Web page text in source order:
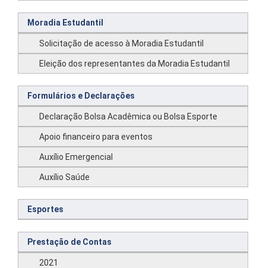
Moradia Estudantil
Solicitação de acesso à Moradia Estudantil
Eleição dos representantes da Moradia Estudantil
Formulários e Declarações
Declaração Bolsa Acadêmica ou Bolsa Esporte
Apoio financeiro para eventos
Auxílio Emergencial
Auxílio Saúde
Esportes
Prestação de Contas
2021